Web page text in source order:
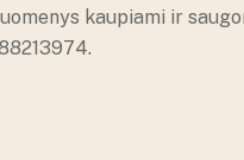
kaupiami ir